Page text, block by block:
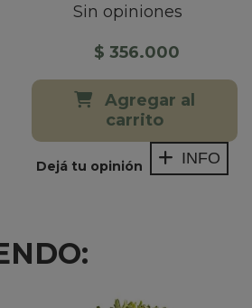
Sin opiniones
$ 356.000
Agregar al
carrito
Dejá tu opinión INFO